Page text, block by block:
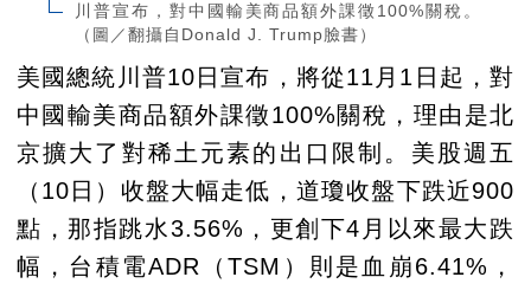
川普宣布，對中國輸美商品額外課徵100%關稅。
（圖／翻攝自Donald J. Trump臉書）
美國總統川普10日宣布，將從11月1日起，對
中國輸美商品額外課徵100%關稅，理由是北
京擴大了對稀土元素的出口限制。美股週五
（10日）收盤大幅走低，道瓊收盤下跌近900
點，那指跳水3.56%，更創下4月以來最大跌
幅，台積電ADR（TSM）則是血崩6.41%，